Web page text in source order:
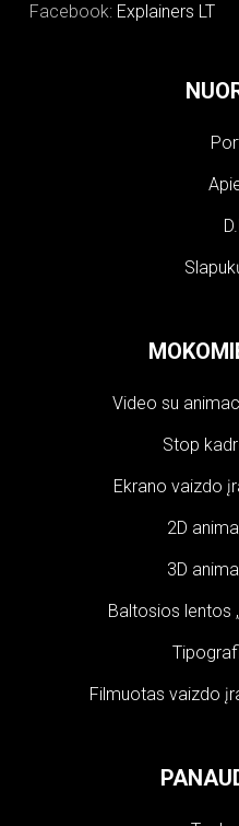
Facebook: Explainers LT
Video su
Stop
Ekrano vaizdo
2D
3D
Baltosios lentos
Filmuotas vaizdo